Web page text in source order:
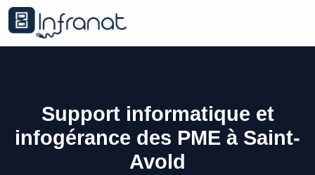
Support informatique et
infogérance des PME à Saint-
Avold